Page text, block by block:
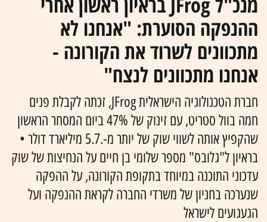
ההנפקה הסוערת: "אנחנו לא
מתכוונים לשרוד את הקורונה -
אנחנו מתכוונים לנצח"
חברת הטכנולוגיה הישראלית JFrog, זכתה לקבלת פנים
חמה בוול סטריט, עם זינוק של 47% ביום המסחר הראשון
שהקפיץ אותה לשווי שוק של יותר מ-.5.7 מיליארד דולר •
בראיון ל"גלובס" מספר שלומי בן חיים על הנחיצות של שוק
עדכוני התוכנה במיוחד בתקופת הקורונה, על ההפקה
שנערכה בחניון של משרדי החברה לקראת ההנפקה ועל
הגעגועים לישראל